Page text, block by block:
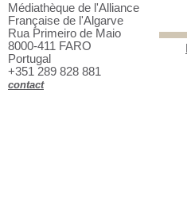
Médiathèque de l'Alliance
Française de l'Algarve
Rua Primeiro de Maio
8000-411 FARO
Portugal
+351 289 828 881
contact